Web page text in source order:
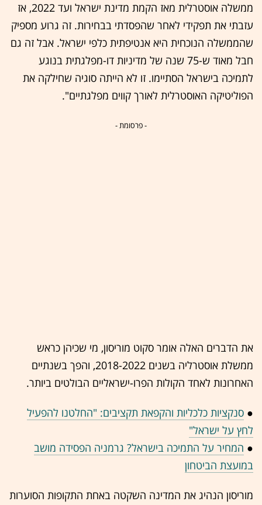
ממשלה אוסטרלית מאז הקמת מדינת ישראל ועד 2022, אז
עזבתי את תפקידי לאחר שהפסדתי בבחירות. זה גרוע מספיק
שהממשלה הנוכחית היא אנטיפתית כלפי ישראל. אבל זה גם
חבל מאוד ש-75 שנה של מדיניות דו-מפלגתית בנוגע
לתמיכה בישראל הסתיימו. זו לא הייתה סוגיה שחילקה את
הפוליטיקה האוסטרלית לאורך קווים מפלגתיים".
- פרסומת -
את הדברים האלה אומר סקוט מוריסון, מי שכיהן כראש
ממשלת אוסטרליה בשנים 2018-2022, והפך בשנתיים
האחרונות לאחד הקולות הפרו-ישראליים הבולטים ביותר.
● סנקציות כלכליות והקפאת תקציבים: "החלטנו להפעיל
לחץ על ישראל"
● המחיר על התמיכה בישראל? גרמניה הפסידה מושב
במועצת הביטחון
מוריסון הנהיג את המדינה השקטה באחת התקופות הסוערות